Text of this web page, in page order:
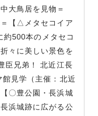
大鳥居を見物＝
＝【△メタセコイア
500本のメタセコ
々に美しい景色を
臣兄弟！ 北近江長
見学（主催：北近
〇豊公園・長浜城
浜城跡に広がる公